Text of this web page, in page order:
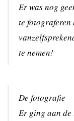
Er was nog
te fotograferen
te nemen!
De fotografie
Er ging aan